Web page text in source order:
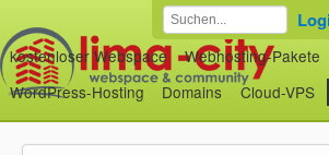
kostenloser Webspace
Webhosting-Pakete
WordPress-Hosting
Domains Cloud-VPS